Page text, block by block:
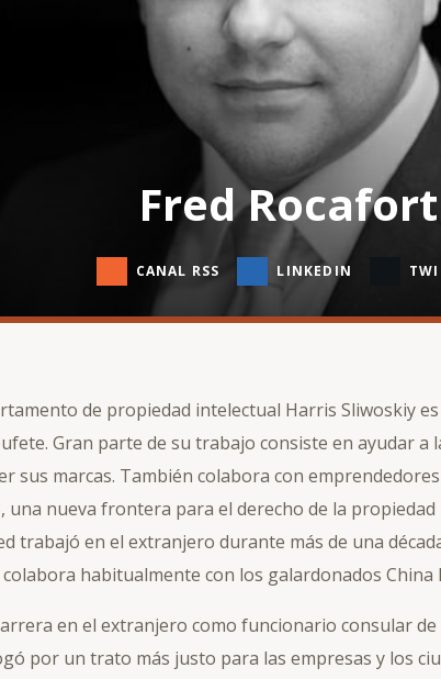
Fred Rocafort
CANAL RSS LINKEDIN
de propiedad intelectual Harris Sliwoskiy
Gran parte de su trabajo consiste en ayudar a
sus marcas. También colabora con
una nueva frontera para el derecho de la
trabajó en el extranjero durante más de una
habitualmente con los galardonados China
en el extranjero como funcionario consular
por un trato más justo para las empresas y los